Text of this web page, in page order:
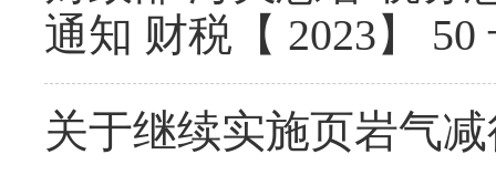
通知 财税【 2023】 50
关于继续实施页岩气